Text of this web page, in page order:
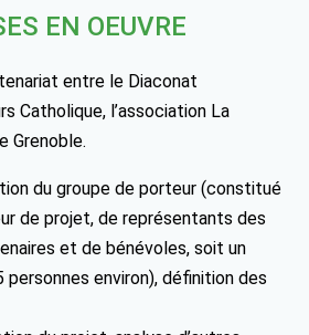
EN OEUVRE
entre le Diaconat
Catholique, l’association La
Grenoble.
du groupe de porteur (constitué
de projet, de représentants des
et de bénévoles, soit un
personnes environ), définition des